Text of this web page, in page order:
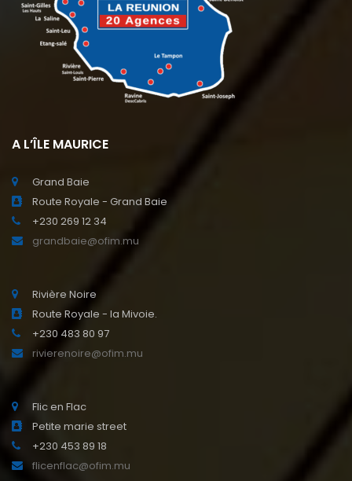
A L’ÎLE MAURICE
Grand Baie
Route Royale - Grand Baie
+230 269 12 34
grandbaie@ofim.mu
Rivière Noire
Route Royale - la Mivoie.
+230 483 80 97
rivierenoire@ofim.mu
Flic en Flac
Petite marie street
+230 453 89 18
flicenflac@ofim.mu